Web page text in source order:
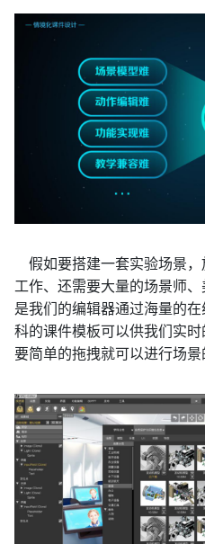
假如要搭建一套实验场景，
工作、还需要大量的场景师
是我们的编辑器通过海量的
科的课件模板可以供我们实
要简单的拖拽就可以进行场景